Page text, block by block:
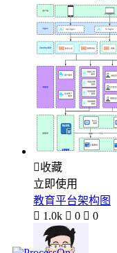
收藏
立即使用
教育平台架构图
 1.0k  0  0